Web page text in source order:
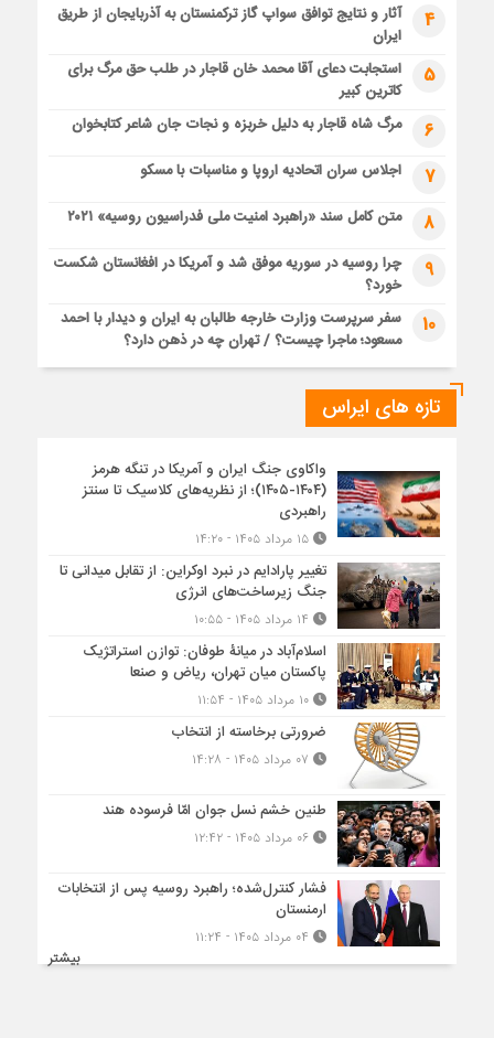
4
آثار و نتایج توافق سواپ گاز ترکمنستان به آذربایجان از طریق
ایران
5
استجابت دعای آقا محمد خان قاجار در طلب حق مرگ برای
کاترین کبیر
6 مرگ شاه قاجار به دلیل خربزه و نجات جان شاعر کتابخوان
7 اجلاس سران اتحادیه اروپا و مناسبات با مسکو
8 متن کامل سند «راهبرد امنیت ملی فدراسیون روسیه» ۲۰۲۱
9
چرا روسیه در سوریه موفق شد و آمریکا در افغانستان شکست
خورد؟
10
سفر سرپرست وزارت خارجه طالبان به ایران و دیدار با احمد
مسعود؛ ماجرا چیست؟ / تهران چه در ذهن دارد؟
تازه های ایراس
واکاوی جنگ ایران و آمریکا در تنگه هرمز
(۱۴۰۴-۱۴۰۵)؛ از نظریه‌های کلاسیک تا سنتز
راهبردی
۱۵ مرداد ۱۴۰۵ - ۱۴:۲۰
تغییر پارادایم در نبرد اوکراین: از تقابل میدانی تا
جنگ زیرساخت‌های انرژی
اسلام‌آباد در میانۀ طوفان: توازن استراتژیک
پاکستان میان تهران، ریاض و صنعا
۱۰ مرداد ۱۴۰۵ - ۱۱:۵۴
ضرورتی برخاسته از انتخاب
طنین خشم نسل جوان امّا فرسوده هند
۰۶ مرداد ۱۴۰۵ - ۱۲:۴۲
فشار کنترل‌شده؛ راهبرد روسیه پس از انتخابات
ارمنستان
بیشتر